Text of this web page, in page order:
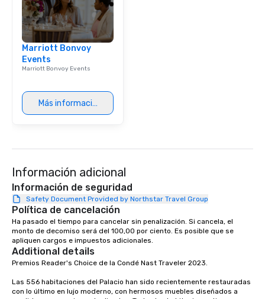
Marriott Bonvoy
Events
Marriott Bonvoy Events
Más información
Información adicional
Información de seguridad
Safety Document Provided by Northstar Travel Group
Política de cancelación
Ha pasado el tiempo para cancelar sin penalización. Si cancela, el
monto de decomiso será del 100,00 por ciento. Es posible que se
apliquen cargos e impuestos adicionales.
Additional details
Premios Reader's Choice de la Condé Nast Traveler 2023.
Las 556 habitaciones del Palacio han sido recientemente restauradas
con lo último en lujo moderno, con hermosos muebles diseñados a